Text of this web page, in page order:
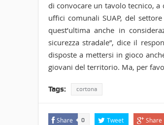
di convocare un tavolo tecnico, a
uffici comunali SUAP, del
quest’ultima anche in
sicurezza stradale”, dice il
disposte a mettersi in gioco
giovani del territorio. Ma, per
Tags: cortona
Share 0 Tweet Share